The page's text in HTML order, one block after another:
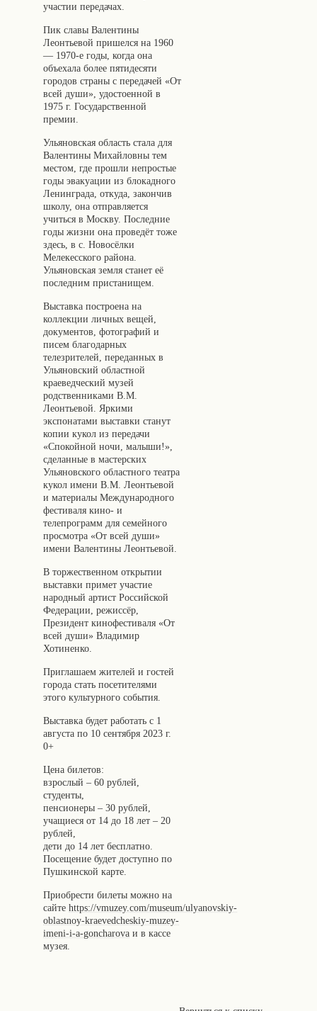
участии передачах.
Пик славы Валентины
Леонтьевой пришелся на 1960
— 1970-е годы, когда она
объехала более пятидесяти
городов страны с передачей «От
всей души», удостоенной в
1975 г. Государственной
премии.
Ульяновская область стала для
Валентины Михайловны тем
местом, где прошли непростые
годы эвакуации из блокадного
Ленинграда, откуда, закончив
школу, она отправляется
учиться в Москву. Последние
годы жизни она проведёт тоже
здесь, в с. Новосёлки
Мелекесского района.
Ульяновская земля станет её
последним пристанищем.
Выставка построена на
коллекции личных вещей,
документов, фотографий и
писем благодарных
телезрителей, переданных в
Ульяновский областной
краеведческий музей
родственниками В.М.
Леонтьевой. Яркими
экспонатами выставки станут
копии кукол из передачи
«Спокойной ночи, малыши!»,
сделанные в мастерских
Ульяновского областного театра
кукол имени В.М. Леонтьевой
и материалы Международного
фестиваля кино- и
телепрограмм для семейного
просмотра «От всей души»
имени Валентины Леонтьевой.
В торжественном открытии
выставки примет участие
народный артист Российской
Федерации, режиссёр,
Президент кинофестиваля «От
всей души» Владимир
Хотиненко.
Приглашаем жителей и гостей
города стать посетителями
этого культурного события.
Выставка будет работать с 1
августа по 10 сентября 2023 г.
0+
Цена билетов:
взрослый – 60 рублей,
студенты,
пенсионеры – 30 рублей,
учащиеся от 14 до 18 лет – 20
рублей,
дети до 14 лет бесплатно.
Посещение будет доступно по
Пушкинской карте.
Приобрести билеты можно на
сайте https://vmuzey.com/museum/ulyanovskiy-
oblastnoy-kraevedcheskiy-muzey-
imeni-i-a-goncharova и в кассе
музея.